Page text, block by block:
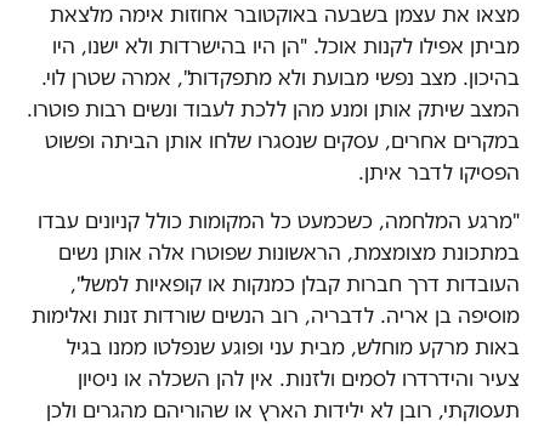
מצאו את עצמן בשבעה באוקטובר אחוזות אימה מלצאת
מביתן אפילו לקנות אוכל. "הן היו בהישרדות ולא ישנו, היו
בהיכון. מצב נפשי מבועת ולא מתפקדות", אמרה שטרן לוי.
המצב שיתק אותן ומנע מהן ללכת לעבוד ונשים רבות פוטרו.
במקרים אחרים, עסקים שנסגרו שלחו אותן הביתה ופשוט
הפסיקו לדבר איתן.
"מרגע המלחמה, כשכמעט כל המקומות כולל קניונים עבדו
במתכונת מצומצמת, הראשונות שפוטרו אלה אותן נשים
העובדות דרך חברות קבלן כמנקות או קופאיות למשל",
מוסיפה בן אריה. לדבריה, רוב הנשים שורדות זנות ואלימות
באות מרקע מוחלש, מבית עני ופוגע שנפלטו ממנו בגיל
צעיר והידרדרו לסמים ולזנות. אין להן השכלה או ניסיון
תעסוקתי, רובן לא ילידות הארץ או שהוריהם מהגרים ולכן